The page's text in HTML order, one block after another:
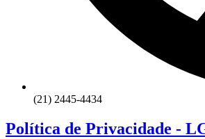
(21) 2445-4434
Política de Privacidade -